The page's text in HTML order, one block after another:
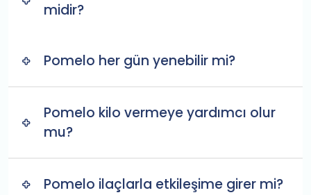
midir?
Pomelo her gün yenebilir mi?
Pomelo kilo vermeye yardımcı olur
mu?
Pomelo ilaçlarla etkileşime girer mi?